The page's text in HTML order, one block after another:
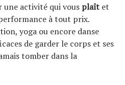
une activité qui vous plaît et
à tout prix.
yoga ou encore danse
de garder le corps et ses
tomber dans la